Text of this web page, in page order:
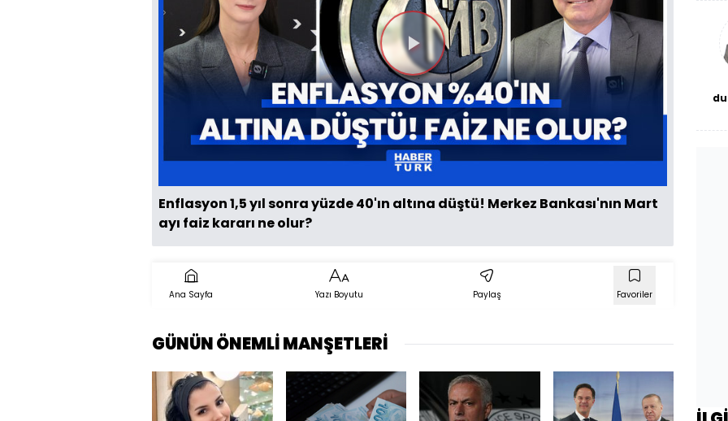
Videoyu
Oynat
Enflasyon 1,5 yıl sonra yüzde 40'ın altına düştü! Merkez Bankası'nın Mart
ayı faiz kararı ne olur?
Ana Sayfa Yazı Boyutu Paylaş Favoriler
GÜNÜN ÖNEMLİ MANŞETLERİ